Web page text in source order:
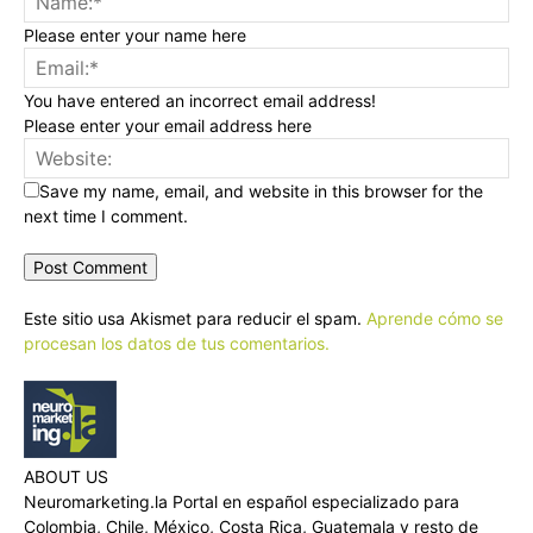
Please enter your name here
You have entered an incorrect email address!
Please enter your email address here
Save my name, email, and website in this browser for the
next time I comment.
Este sitio usa Akismet para reducir el spam. Aprende cómo se
procesan los datos de tus comentarios.
ABOUT US
Neuromarketing.la Portal en español especializado para
Colombia, Chile, México, Costa Rica, Guatemala y resto de